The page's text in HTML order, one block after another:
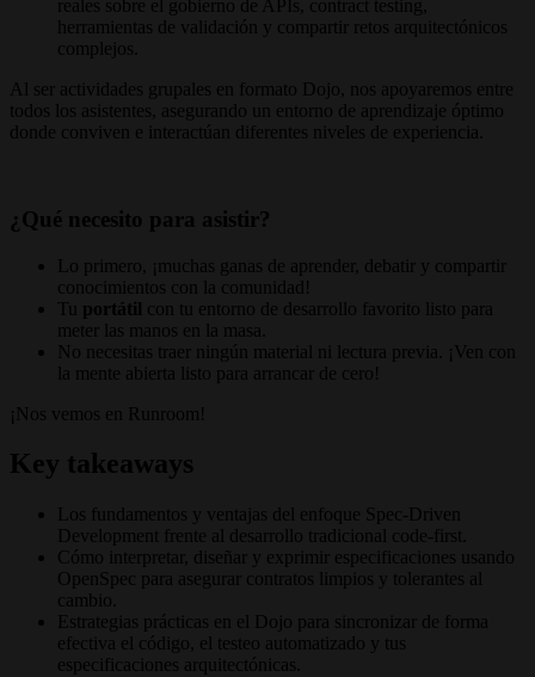
reales sobre el gobierno de APIs, contract testing,
herramientas de validación y compartir retos arquitectónicos
complejos.
Al ser actividades grupales en formato Dojo, nos apoyaremos entre
todos los asistentes, asegurando un entorno de aprendizaje óptimo
donde conviven e interactúan diferentes niveles de experiencia.
¿Qué necesito para asistir?
Lo primero, ¡muchas ganas de aprender, debatir y compartir
conocimientos con la comunidad!
Tu portátil con tu entorno de desarrollo favorito listo para
meter las manos en la masa.
No necesitas traer ningún material ni lectura previa. ¡Ven con
la mente abierta listo para arrancar de cero!
¡Nos vemos en Runroom!
Key takeaways
Los fundamentos y ventajas del enfoque Spec-Driven
Development frente al desarrollo tradicional code-first.
Cómo interpretar, diseñar y exprimir especificaciones usando
OpenSpec para asegurar contratos limpios y tolerantes al
cambio.
Estrategias prácticas en el Dojo para sincronizar de forma
efectiva el código, el testeo automatizado y tus
especificaciones arquitectónicas.